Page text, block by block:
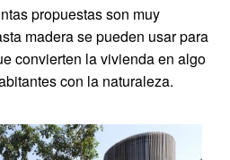
propuestas son muy
madera se pueden usar para
convierten la vivienda en algo
con la naturaleza.